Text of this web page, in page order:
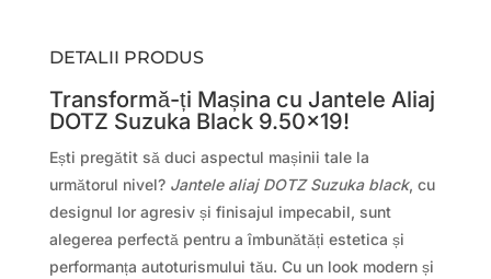
DETALII PRODUS
Transformă-ți Mașina cu Jantele Aliaj
DOTZ Suzuka Black 9.50×19!
Ești pregătit să duci aspectul mașinii tale la
următorul nivel? Jantele aliaj DOTZ Suzuka black, cu
designul lor agresiv și finisajul impecabil, sunt
alegerea perfectă pentru a îmbunătăți estetica și
performanța autoturismului tău. Cu un look modern și